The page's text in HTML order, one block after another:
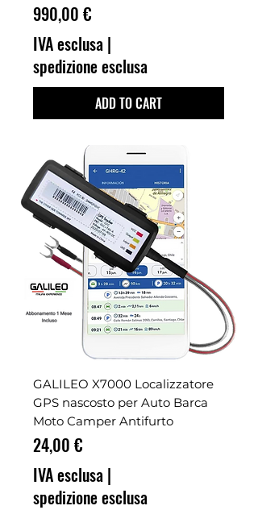
Prezzo
990,00 €
IVA esclusa |
spedizione esclusa
ADD TO CART
GALILEO X7000 Localizzatore
GPS nascosto per Auto Barca
Moto Camper Antifurto
Prezzo
24,00 €
IVA esclusa |
spedizione esclusa